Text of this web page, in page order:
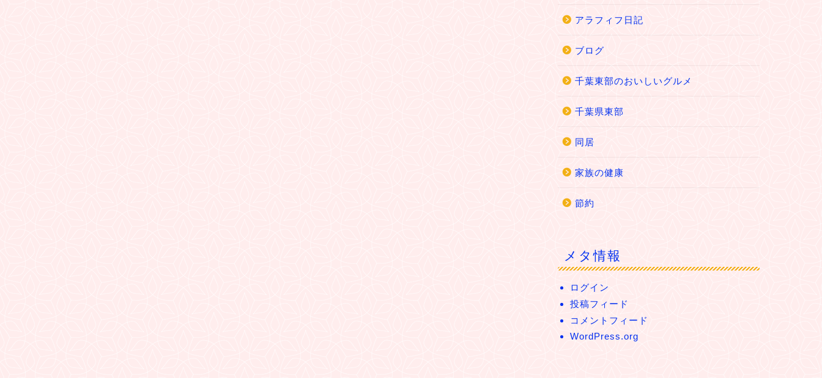
アラフィフ日記
ブログ
千葉東部のおいしいグルメ
千葉県東部
同居
家族の健康
節約
メタ情報
ログイン
投稿フィード
コメントフィード
WordPress.org